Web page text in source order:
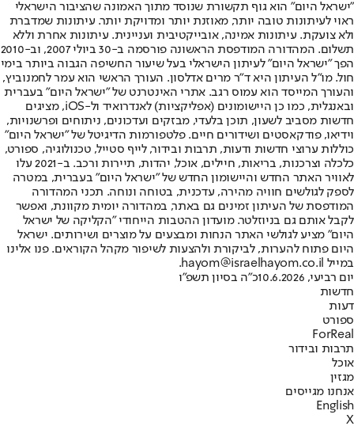
"ישראל היום" הוא גוף תקשורת שנוסד מתוך האמונה שהציבור הישראלי
ראוי לעיתונות טובה יותר, מאוזנת יותר ומדויקת יותר. עיתונות שמדברת
ולא צועקת. עיתונות אמינה, אובייקטיבית ועניינית. עיתונות אחרת וללא
תשלום. המהדורה המודפסת הראשונה פורסמה ב-30 ביולי 2007, וב-2010
הפך "ישראל היום" לעיתון הישראלי בעל שיעור החשיפה הגבוה ביותר בימי
חול. מו"ל העיתון היא ד"ר מרים אדלסון. העורך הראשי הוא עמר לחמנוביץ,
והעורך המייסד הוא עמוס רגב. אתרי האינטרנט של "ישראל היום" בעברית
ובאנגלית, כמו כן היישומונים (אפליקציות) לאנדרואיד ול-iOS, מציגים
חדשות מסביב לשעון, תוכן בלעדי, מבזקים ועדכונים, ניתוחים ופרשנויות,
וידיאו, פודקאסטים ושידורים חיים. פלטפורמות הדיגיטל של "ישראל היום"
כוללות ערוצי חדשות ודעות, תרבות ובידור, לייף סטייל, טכנולוגיה, ספורט,
כלכלה וצרכנות, בריאות, חיילים, אוכל, יהדות, תיירות ורכב. ב-2021 עלו
לאוויר האתר החדש והיישומון החדש של "ישראל היום" בעברית, במטרה
לספק לגולשים חוויה מהירה, עדכנית, בטוחה ונוחה. תכני המהדורה
המודפסת של העיתון זמינים גם באתר, במהדורה יומית מקוונת, ואפשר
לקבל אותם גם בניוזלטר. מועדון ההטבות הייחודי "הקליקה של ישראל
היום" מציע לגולשי האתר הנחות ומבצעים על מוצרים ושירותים. ישראל
היום פתוח להערות, לביקורת ולהצעות לשיפור מקהל הקוראים. פנו אלינו
במייל hayom@israelhayom.co.il.
יום רביעי, 10.6.2026
כ"ה בסיון תשפ"ו
חדשות
דעות
ספורט
ForReal
תרבות ובידור
אוכל
מגזין
אנחנו מגייסים
English
X